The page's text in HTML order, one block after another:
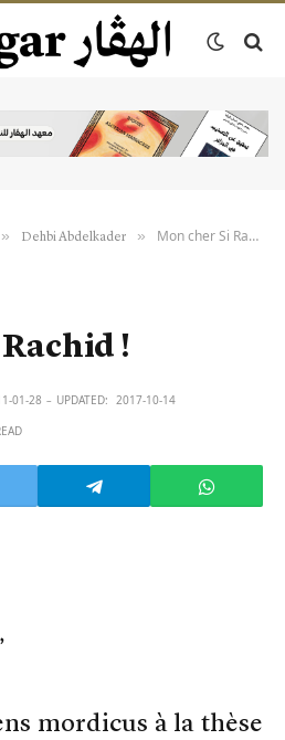
» Dehbi Abdelkader » Mon cher Si Rachid !
!
01-28 UPDATED: 2017-10-14
mordicus à la thèse